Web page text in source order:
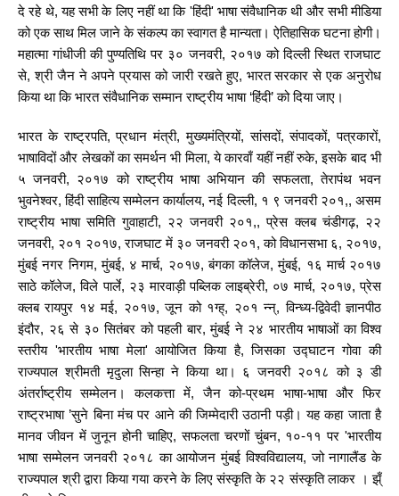
दे रहे थे, यह सभी के लिए नहीं था कि 'हिंदी' भाषा संवैधानिक थी और सभी मीडिया
को एक साथ मिल जाने के संकल्प का स्वागत है मान्यता। ऐतिहासिक घटना होगी।
महात्मा गांधीजी की पुण्यतिथि पर ३० जनवरी, २०१७ को दिल्ली स्थित राजघाट
से, श्री जैन ने अपने प्रयास को जारी रखते हुए, भारत सरकार से एक अनुरोध
किया था कि भारत संवैधानिक सम्मान राष्ट्रीय भाषा ‘हिंदी’ को दिया जाए।
भारत के राष्ट्रपति, प्रधान मंत्री, मुख्यमंत्रियों, सांसदों, संपादकों, पत्रकारों,
भाषाविदों और लेखकों का समर्थन भी मिला, ये कारवाँ यहीं नहीं रुके, इसके बाद भी
५ जनवरी, २०१७ को राष्ट्रीय भाषा अभियान की सफलता, तेरापंथ भवन
भुवनेश्वर, हिंदी साहित्य सम्मेलन कार्यालय, नई दिल्ली, १ ९ जनवरी २०१,, असम
राष्ट्रीय भाषा समिति गुवाहाटी, २२ जनवरी २०१,, प्रेस क्लब चंडीगढ़, २२
जनवरी, २०१ २०१७, राजघाट में ३० जनवरी २०१, को विधानसभा ६, २०१७,
मुंबई नगर निगम, मुंबई, ४ मार्च, २०१७, बंगका कॉलेज, मुंबई, १६ मार्च २०१७
साठे कॉलेज, विले पार्ले, २३ मारवाड़ी पब्लिक लाइब्रेरी, ०७ मार्च, २०१७, प्रेस
क्लब रायपुर १४ मई, २०१७, जून को १ग्ह्, २०१ न्न्, विन्ध्य-द्विवेदी ज्ञानपीठ
इंदौर, २६ से ३० सितंबर को पहली बार, मुंबई ने २४ भारतीय भाषाओं का विश्व
स्तरीय 'भारतीय भाषा मेला' आयोजित किया है, जिसका उद्घाटन गोवा की
राज्यपाल श्रीमती मृदुला सिन्हा ने किया था। ६ जनवरी २०१८ को ३ डी
अंतर्राष्ट्रीय सम्मेलन। कलकत्ता में, जैन को-प्रथम भाषा-भाषा और फिर
राष्ट्रभाषा ’सुने बिना मंच पर आने की जिम्मेदारी उठानी पड़ी। यह कहा जाता है
मानव जीवन में जुनून होनी चाहिए, सफलता चरणों चुंबन, १०-११ पर 'भारतीय
भाषा सम्मेलन जनवरी २०१८ का आयोजन मुंबई विश्वविद्यालय, जो नागालैंड के
राज्यपाल श्री द्वारा किया गया करने के लिए संस्कृति के २२ संस्कृति लाकर । झ्ँ